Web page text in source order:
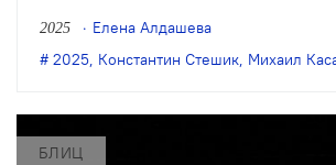
одноимённой пьесе
Стешика.
2025
Елена Алдашева
2025 Константин Стешик Михаил
БЛИЦ